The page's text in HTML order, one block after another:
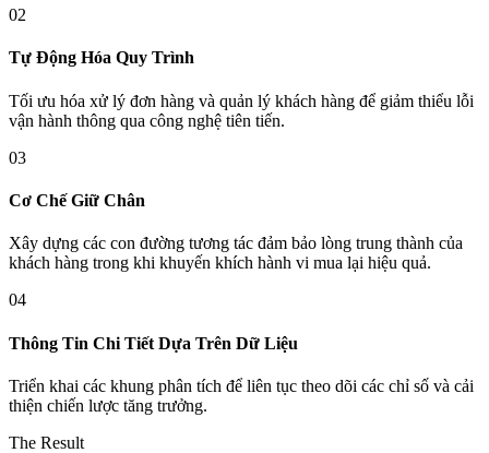
02
Tự Động Hóa Quy Trình
Tối ưu hóa xử lý đơn hàng và quản lý khách hàng để giảm thiểu lỗi
vận hành thông qua công nghệ tiên tiến.
03
Cơ Chế Giữ Chân
Xây dựng các con đường tương tác đảm bảo lòng trung thành của
khách hàng trong khi khuyến khích hành vi mua lại hiệu quả.
04
Thông Tin Chi Tiết Dựa Trên Dữ Liệu
Triển khai các khung phân tích để liên tục theo dõi các chỉ số và cải
thiện chiến lược tăng trưởng.
The Result